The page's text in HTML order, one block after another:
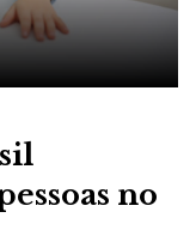
no